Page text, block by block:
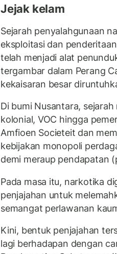
Jejak kelam
Sejarah penyalahgunaan
eksploitasi dan
telah menjadi alat
tergambar dalam Perang
kekaisaran besar
Di bumi Nusantara,
kolonial, VOC hingga
Amfioen Societeit dan
kebijakan monopoli
demi meraup pendapatan
Pada masa itu, narkotika
penjajahan untuk
semangat perlawanan
Kini, bentuk penjajahan
lagi berhadapan dengan